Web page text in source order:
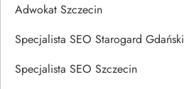
Adwokat Szczecin
Specjalista SEO Starogard Gdański
Specjalista SEO Szczecin